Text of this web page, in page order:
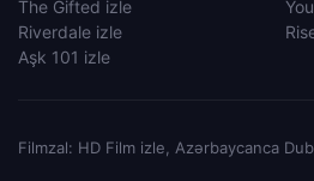
The Gifted izle
Riverdale izle
Aşk 101 izle
Filmzal: HD Film izle, Azərbaycanca